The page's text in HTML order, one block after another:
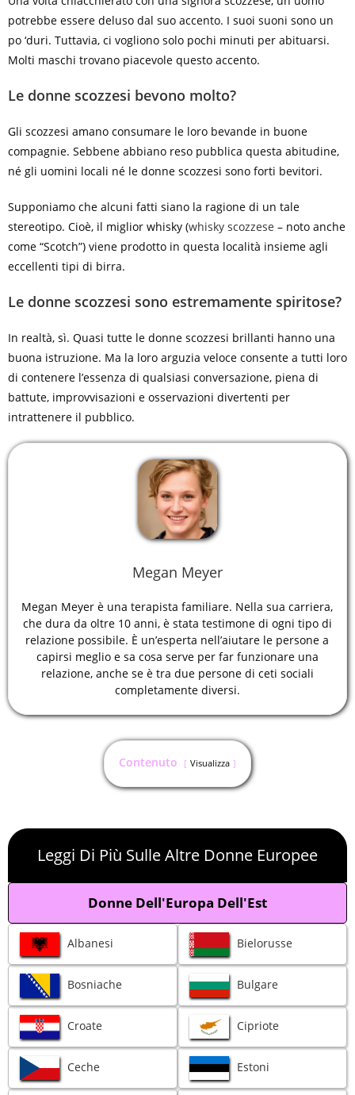
potrebbe essere deluso dal suo accento. I suoi suoni sono un
po ‘duri. Tuttavia, ci vogliono solo pochi minuti per abituarsi.
Molti maschi trovano piacevole questo accento.
Le donne scozzesi bevono molto?
Gli scozzesi amano consumare le loro bevande in buone
compagnie. Sebbene abbiano reso pubblica questa abitudine,
né gli uomini locali né le donne scozzesi sono forti bevitori.
Supponiamo che alcuni fatti siano la ragione di un tale
stereotipo. Cioè, il miglior whisky (whisky scozzese – noto anche
come “Scotch”) viene prodotto in questa località insieme agli
eccellenti tipi di birra.
Le donne scozzesi sono estremamente spiritose?
In realtà, sì. Quasi tutte le donne scozzesi brillanti hanno una
buona istruzione. Ma la loro arguzia veloce consente a tutti loro
di contenere l’essenza di qualsiasi conversazione, piena di
battute, improvvisazioni e osservazioni divertenti per
intrattenere il pubblico.
Megan Meyer
Megan Meyer è una terapista familiare. Nella sua carriera,
che dura da oltre 10 anni, è stata testimone di ogni tipo di
relazione possibile. È un’esperta nell’aiutare le persone a
capirsi meglio e sa cosa serve per far funzionare una
relazione, anche se è tra due persone di ceti sociali
completamente diversi.
Contenuto Visualizza
Leggi Di Più Sulle Altre Donne Europee
Donne Dell'Europa Dell'Est
Albanesi Bielorusse
Bosniache Bulgare
Croate Cipriote
Ceche Estoni